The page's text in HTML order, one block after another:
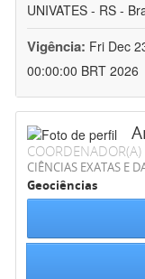
UNIVATES - RS -
Vigência: Fri Dec
00:00:00 BRT 2026
COORDENADOR(A)
CIÊNCIAS EXATAS E
Geociências